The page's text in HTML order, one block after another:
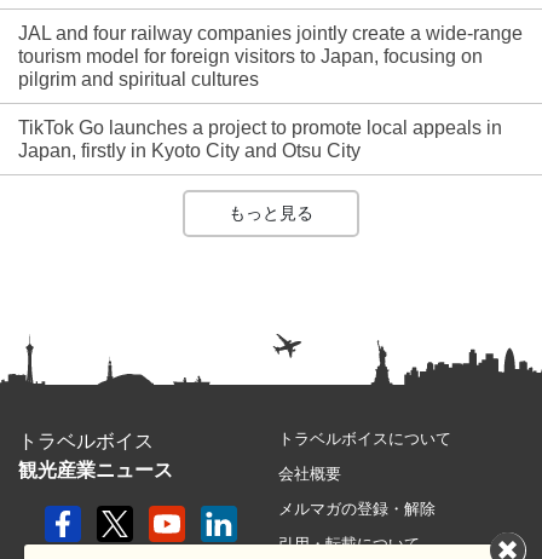
JAL and four railway companies jointly create a wide-range
tourism model for foreign visitors to Japan, focusing on
pilgrim and spiritual cultures
TikTok Go launches a project to promote local appeals in
Japan, firstly in Kyoto City and Otsu City
もっと見る
トラベルボイス
観光産業ニュース
トラベルボイスについて
会社概要
メルマガの登録・解除
引用・転載について